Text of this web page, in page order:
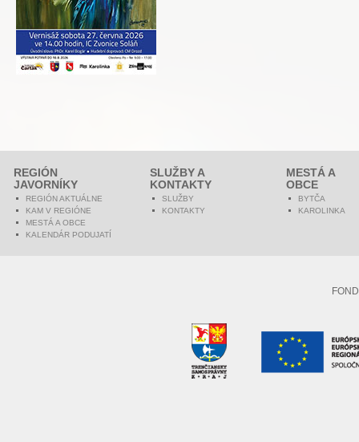
REGIÓN
JAVORNÍKY
REGIÓN AKTUÁLNE
KAM V REGIÓNE
MESTÁ A OBCE
KALENDÁR PODUJATÍ
SLUŽBY A
KONTAKTY
SLUŽBY
KONTAKTY
MESTÁ A
OBCE
BYTČA
KAROLINKA